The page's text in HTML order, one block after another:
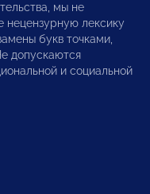
мы не
лексику
букв точками,
допускаются
и социальной